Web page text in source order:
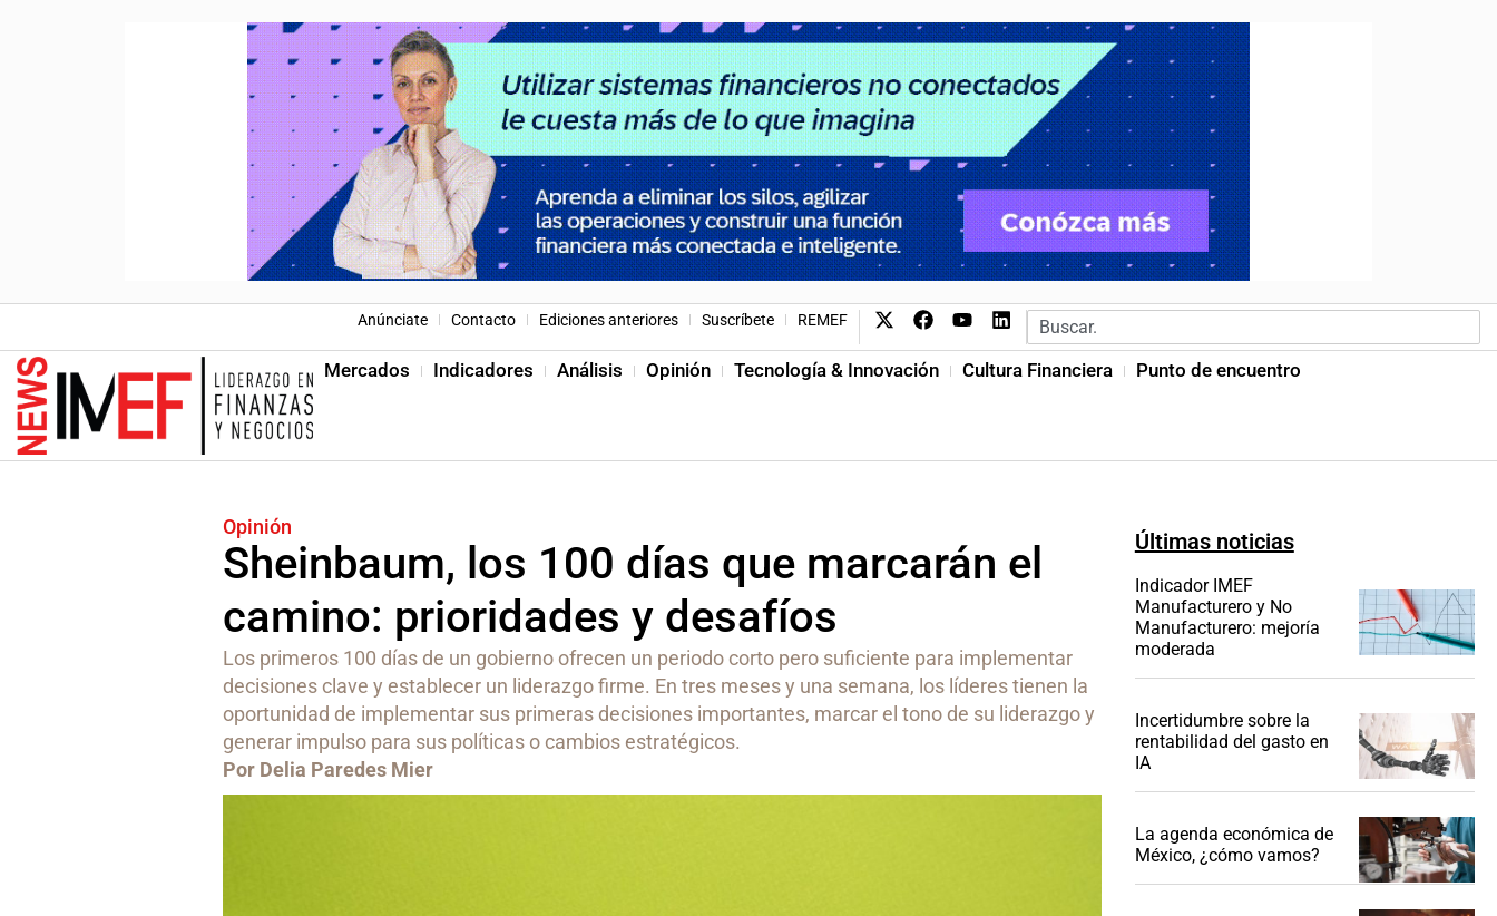
Anúnciate Contacto Ediciones anteriores Suscríbete REMEF
Mercados Indicadores Análisis Opinión Tecnología & Innovación Cultura Financiera Punto de encuentro
Opinión
Sheinbaum, los 100 días que marcarán el
camino: prioridades y desafíos
Los primeros 100 días de un gobierno ofrecen un periodo corto pero suficiente para implementar
decisiones clave y establecer un liderazgo firme. En tres meses y una semana, los líderes tienen la
oportunidad de implementar sus primeras decisiones importantes, marcar el tono de su liderazgo y
generar impulso para sus políticas o cambios estratégicos.
Por Delia Paredes Mier
Últimas noticias
Indicador IMEF
Manufacturero y No
Manufacturero: mejoría
moderada
Incertidumbre sobre la
rentabilidad del gasto en
IA
La agenda económica de
México, ¿cómo vamos?